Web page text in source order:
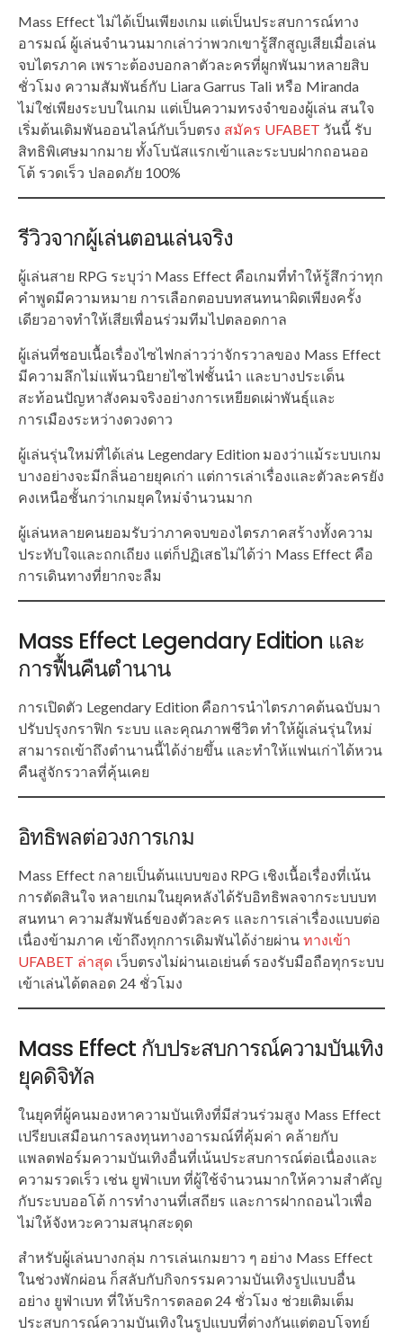
Mass Effect ไม่ได้เป็นเพียงเกม แต่เป็นประสบการณ์ทาง
อารมณ์ ผู้เล่นจำนวนมากเล่าว่าพวกเขารู้สึกสูญเสียเมื่อเล่น
จบไตรภาค เพราะต้องบอกลาตัวละครที่ผูกพันมาหลายสิบ
ชั่วโมง ความสัมพันธ์กับ Liara Garrus Tali หรือ Miranda
ไม่ใช่เพียงระบบในเกม แต่เป็นความทรงจำของผู้เล่น สนใจ
เริ่มต้นเดิมพันออนไลน์กับเว็บตรง สมัคร UFABET วันนี้ รับ
สิทธิพิเศษมากมาย ทั้งโบนัสแรกเข้าและระบบฝากถอนออ
โต้ รวดเร็ว ปลอดภัย 100%
รีวิวจากผู้เล่นตอนเล่นจริง
ผู้เล่นสาย RPG ระบุว่า Mass Effect คือเกมที่ทำให้รู้สึกว่าทุก
คำพูดมีความหมาย การเลือกตอบบทสนทนาผิดเพียงครั้ง
เดียวอาจทำให้เสียเพื่อนร่วมทีมไปตลอดกาล
ผู้เล่นที่ชอบเนื้อเรื่องไซไฟกล่าวว่าจักรวาลของ Mass Effect
มีความลึกไม่แพ้นวนิยายไซไฟชั้นนำ และบางประเด็น
สะท้อนปัญหาสังคมจริงอย่างการเหยียดเผ่าพันธุ์และ
การเมืองระหว่างดวงดาว
ผู้เล่นรุ่นใหม่ที่ได้เล่น Legendary Edition มองว่าแม้ระบบเกม
บางอย่างจะมีกลิ่นอายยุคเก่า แต่การเล่าเรื่องและตัวละครยัง
คงเหนือชั้นกว่าเกมยุคใหม่จำนวนมาก
ผู้เล่นหลายคนยอมรับว่าภาคจบของไตรภาคสร้างทั้งความ
ประทับใจและถกเถียง แต่ก็ปฏิเสธไม่ได้ว่า Mass Effect คือ
การเดินทางที่ยากจะลืม
Mass Effect Legendary Edition และ
การฟื้นคืนตำนาน
การเปิดตัว Legendary Edition คือการนำไตรภาคต้นฉบับมา
ปรับปรุงกราฟิก ระบบ และคุณภาพชีวิต ทำให้ผู้เล่นรุ่นใหม่
สามารถเข้าถึงตำนานนี้ได้ง่ายขึ้น และทำให้แฟนเก่าได้หวน
คืนสู่จักรวาลที่คุ้นเคย
อิทธิพลต่อวงการเกม
Mass Effect กลายเป็นต้นแบบของ RPG เชิงเนื้อเรื่องที่เน้น
การตัดสินใจ หลายเกมในยุคหลังได้รับอิทธิพลจากระบบบท
สนทนา ความสัมพันธ์ของตัวละคร และการเล่าเรื่องแบบต่อ
เนื่องข้ามภาค เข้าถึงทุกการเดิมพันได้ง่ายผ่าน ทางเข้า
UFABET ล่าสุดเว็บตรงไม่ผ่านเอเย่นต์ รองรับมือถือทุกระบบ
เข้าเล่นได้ตลอด 24 ชั่วโมง
Mass Effect กับประสบการณ์ความบันเทิง
ยุคดิจิทัล
ในยุคที่ผู้คนมองหาความบันเทิงที่มีส่วนร่วมสูง Mass Effect
เปรียบเสมือนการลงทุนทางอารมณ์ที่คุ้มค่า คล้ายกับ
แพลตฟอร์มความบันเทิงอื่นที่เน้นประสบการณ์ต่อเนื่องและ
ความรวดเร็ว เช่น ยูฟ่าเบท ที่ผู้ใช้จำนวนมากให้ความสำคัญ
กับระบบออโต้ การทำงานที่เสถียร และการฝากถอนไวเพื่อ
ไม่ให้จังหวะความสนุกสะดุด
สำหรับผู้เล่นบางกลุ่ม การเล่นเกมยาว ๆ อย่าง Mass Effect
ในช่วงพักผ่อน ก็สลับกับกิจกรรมความบันเทิงรูปแบบอื่น
อย่าง ยูฟ่าเบท ที่ให้บริการตลอด 24 ชั่วโมง ช่วยเติมเต็ม
ประสบการณ์ความบันเทิงในรูปแบบที่ต่างกันแต่ตอบโจทย์